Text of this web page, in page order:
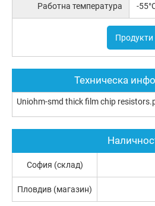
Работна температура -
Продукти
Техническа
Uniohm-smd thick film chip
София (склад)
Пловдив (магазин)